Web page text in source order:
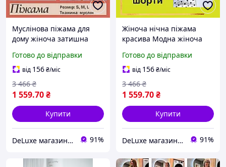
Муслінова піжама для
дому жіноча затишна
Червона жіноча піжама
для дому стильна
Готово до відправки
від 156₴/міс
1 559.70₴
3 466 ₴
Купити
DeLuxe магазин текстилю 91%
Жіноча нічна піжама
красива Модна жіноча
ніжна м'яка піжама
бавовна
Готово до відправки
від 156₴/міс
1 559.70₴
3 466 ₴
Купити
DeLuxe магазин текстилю 91%